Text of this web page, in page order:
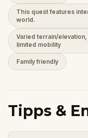
This quest features
world.
Varied terrain/
limited mobility
Family friendly
Tipps &